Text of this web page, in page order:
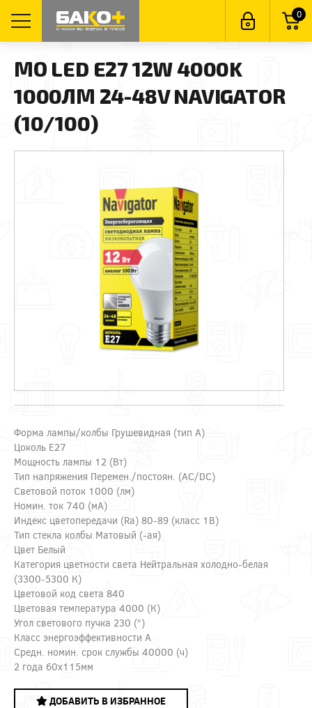
0
МО LED E27 12W 4000K
1000ЛМ 24-48V NAVIGATOR
(10/100)
Форма лампы/колбы Грушевидная (тип A)
Цоколь E27
Мощность лампы 12 (Вт)
Тип напряжения Перемен./постоян. (AC/DC)
Световой поток 1000 (лм)
Номин. ток 740 (мА)
Индекс цветопередачи (Ra) 80-89 (класс 1B)
Тип стекла колбы Матовый (-ая)
Цвет Белый
Категория цветности света Нейтральная холодно-белая
(3300-5300 К)
Цветовой код света 840
Цветовая температура 4000 (К)
Угол светового пучка 230 (°)
Класс энергоэффективности A
Средн. номин. срок службы 40000 (ч)
2 года 60х115мм
ДОБАВИТЬ В ИЗБРАННОЕ